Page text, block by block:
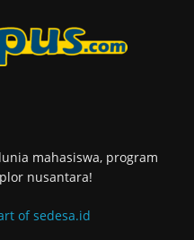
mahasiswa, program
nusantara!
of sedesa.id